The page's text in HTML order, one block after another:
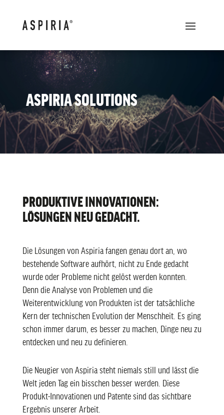
ASPIRIA SOLUTIONS
PRODUKTIVE INNOVATIONEN:
LÖSUNGEN NEU GEDACHT.
Die Lösungen von Aspiria fangen genau dort an, wo
bestehende Software aufhört, nicht zu Ende gedacht
wurde oder Probleme nicht gelöst werden konnten.
Denn die Analyse von Problemen und die
Weiterentwicklung von Produkten ist der tatsächliche
Kern der technischen Evolution der Menschheit. Es ging
schon immer darum, es besser zu machen, Dinge neu zu
entdecken und neu zu definieren.
Die Neugier von Aspiria steht niemals still und lässt die
Welt jeden Tag ein bisschen besser werden. Diese
Produkt-Innovationen und Patente sind das sichtbare
Ergebnis unserer Arbeit.